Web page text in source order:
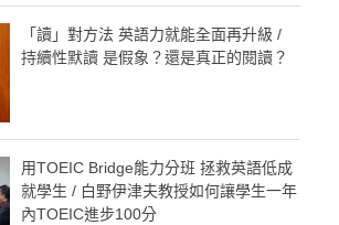
「讀」對方法 英語力就能全面再升級 /
持續性默讀 是假象？還是真正的閱讀？
用TOEIC Bridge能力分班 拯救英語低成
就學生 / 白野伊津夫教授如何讓學生一年
內TOEIC進步100分